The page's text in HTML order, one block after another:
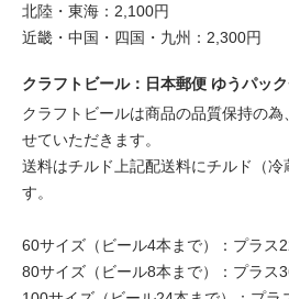
北陸・東海：2,100円
近畿・中国・四国・九州：2,300円
クラフトビール：日本郵便 ゆうパッ
クラフトビールは商品の品質保持の
せていただきます。
送料はチルド上記配送料にチルド（冷
す。
60サイズ（ビール4本まで）：プラス
80サイズ（ビール8本まで）：プラス